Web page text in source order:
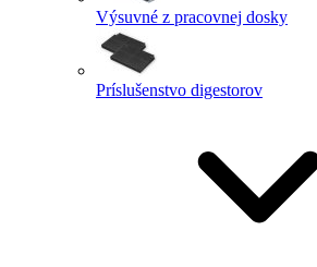
Výsuvné z pracovnej dosky
Príslušenstvo digestorov